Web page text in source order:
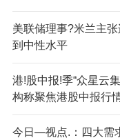
美联储理事?米兰主
到中性水平
港!股中报!季“众星云
构称聚焦港股中报行
今日—视点.：四大需